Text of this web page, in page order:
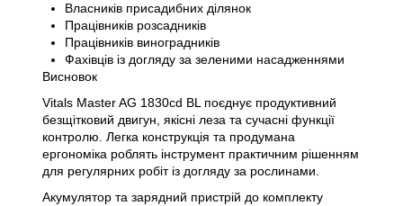
Власників присадибних ділянок
Працівників розсадників
Працівників виноградників
Фахівців із догляду за зеленими насадженнями
Висновок
Vitals Master AG 1830cd BL поєднує продуктивний
безщітковий двигун, якісні леза та сучасні функції
контролю. Легка конструкція та продумана
ергономіка роблять інструмент практичним рішенням
для регулярних робіт із догляду за рослинами.
Акумулятор та зарядний пристрій до комплекту